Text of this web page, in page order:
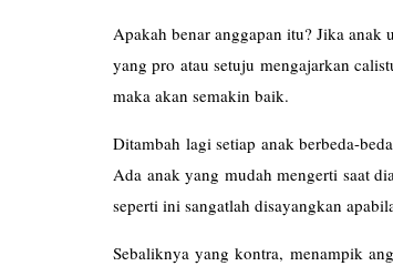
Apakah benar anggapan itu? Jika anak
yang pro atau setuju mengajarkan
maka akan semakin baik.
Ditambah lagi setiap anak berbeda-
Ada anak yang mudah mengerti saat
seperti ini sangatlah disayangkan
Sebaliknya yang kontra, menampik